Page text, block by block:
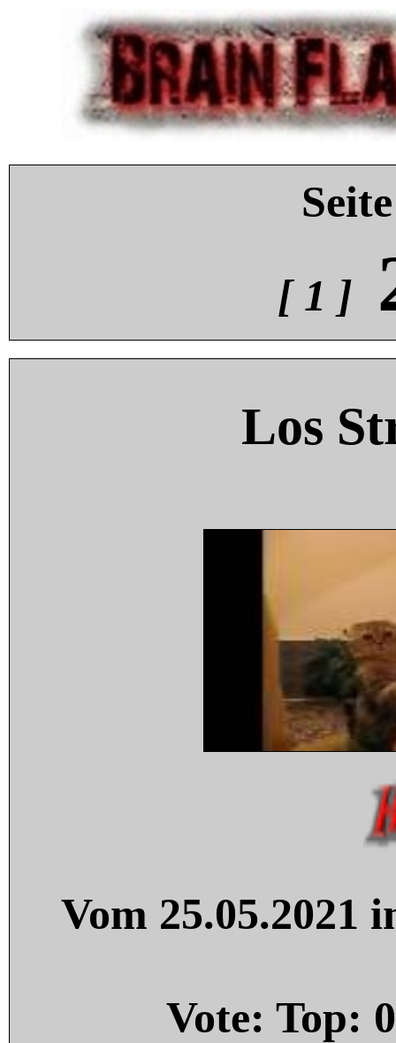
[ 1 ]
Los
Vom 25.05.2021
Vote: Top: 0